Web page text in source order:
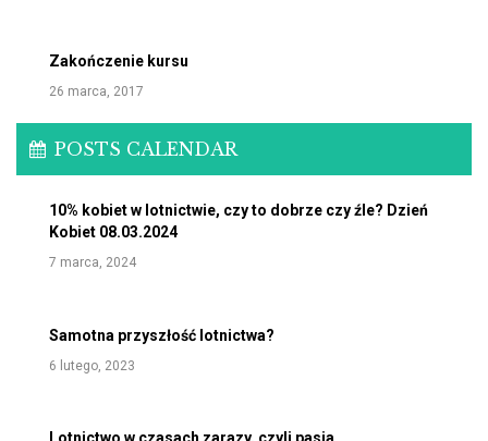
Zakończenie kursu
26 marca, 2017
POSTS CALENDAR
10% kobiet w lotnictwie, czy to dobrze czy źle? Dzień
Kobiet 08.03.2024
7 marca, 2024
Samotna przyszłość lotnictwa?
6 lutego, 2023